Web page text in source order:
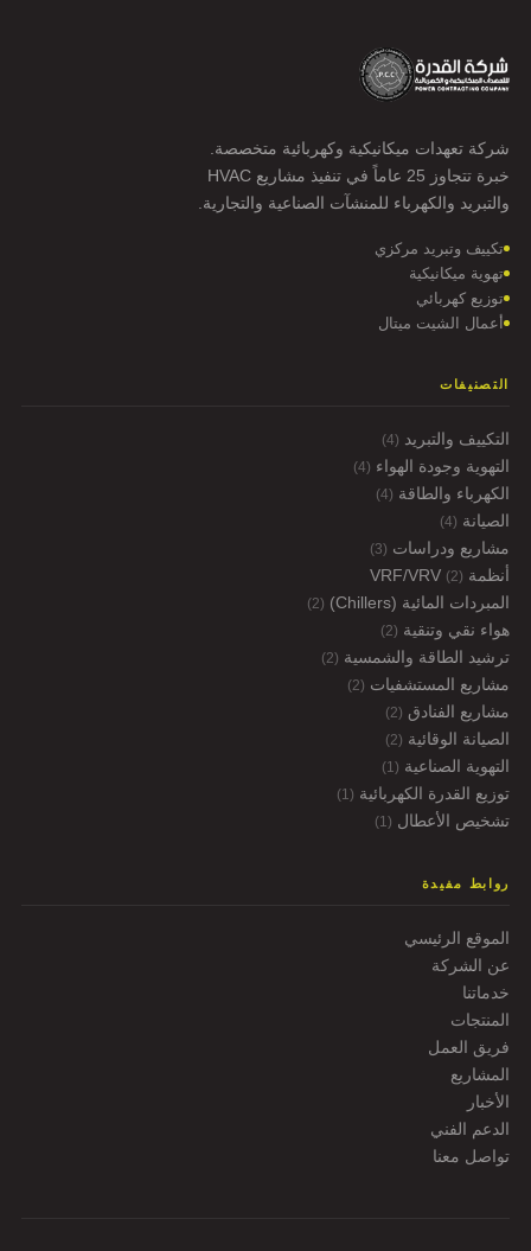
شركة تعهدات ميكانيكية وكهربائية متخصصة.
خبرة تتجاوز 25 عاماً في تنفيذ مشاريع HVAC
والتبريد والكهرباء للمنشآت الصناعية والتجارية.
تكييف وتبريد مركزي
تهوية ميكانيكية
توزيع كهربائي
أعمال الشيت ميتال
التصنيفات
التكييف والتبريد (4)
التهوية وجودة الهواء (4)
الكهرباء والطاقة (4)
الصيانة (4)
مشاريع ودراسات (3)
أنظمة VRF/VRV (2)
المبردات المائية (Chillers) (2)
هواء نقي وتنقية (2)
ترشيد الطاقة والشمسية (2)
مشاريع المستشفيات (2)
مشاريع الفنادق (2)
الصيانة الوقائية (2)
التهوية الصناعية (1)
توزيع القدرة الكهربائية (1)
تشخيص الأعطال (1)
روابط مفيدة
الموقع الرئيسي
عن الشركة
خدماتنا
المنتجات
فريق العمل
المشاريع
الأخبار
الدعم الفني
تواصل معنا